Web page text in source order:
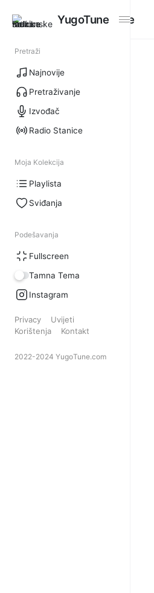
YugoTune
YugoTune
Pretraži
Najnovije
Pretraživanje
Izvođač
Radio Stanice
Moja Kolekcija
Playlista
Sviđanja
Podešavanja
Fullscreen
Tamna Tema
Instagram
Privacy
Uvijeti
Korištenja
Kontakt
2022-2024 YugoTune.com